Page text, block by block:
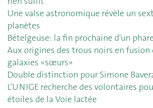
Une valse astronomique révèle un
planètes
Bételgeuse: la fin prochaine d'un
Aux origines des trous noirs en fusion
galaxies «sœurs»
Double distinction pour Simone
L’UNIGE recherche des volontaires
étoiles de la Voie lactée